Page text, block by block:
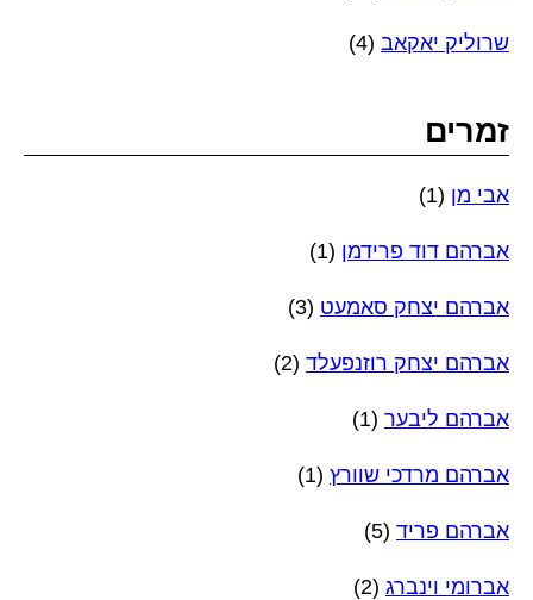
שרוליק יאקאב (4)
זמרים
אבי מן (1)
אברהם דוד פרידמן (1)
אברהם יצחק סאמעט (3)
אברהם יצחק רוזנפעלד (2)
אברהם ליבער (1)
אברהם מרדכי שוורץ (1)
אברהם פריד (5)
אברומי וינברג (2)